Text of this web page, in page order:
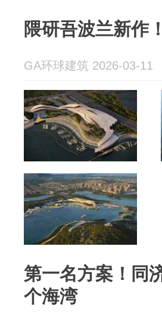
隈研吾波兰新作
GA环球建筑 2026-03-11
第一名方案！同
个海湾